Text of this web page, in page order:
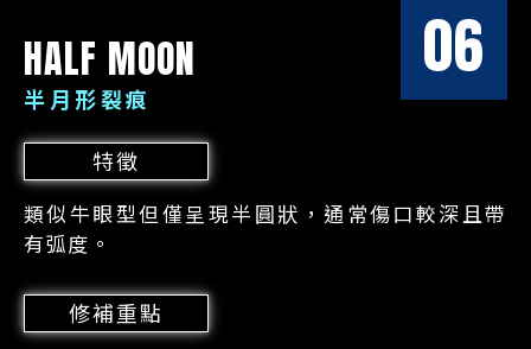
HALF MOON
半月形裂痕
06
特徵
類似牛眼型但僅呈現半圓狀，通常傷口較深且帶
有弧度。
修補重點